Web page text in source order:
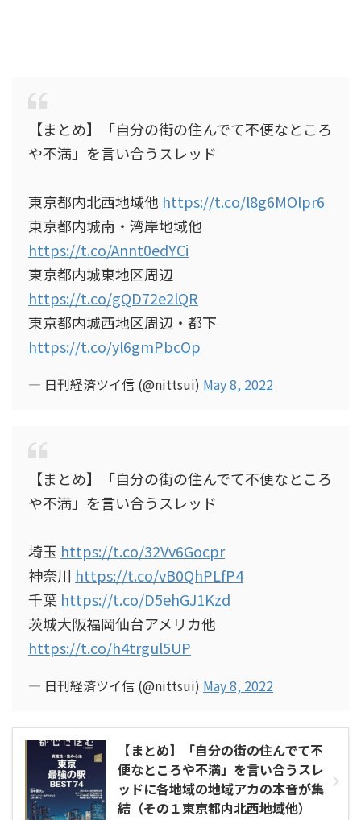
【まとめ】「自分の街の住んでて不便なところ
や不満」を言い合うスレッド
東京都内北西地域他 https://t.co/l8g6MOlpr6
東京都内城南・湾岸地域他
https://t.co/Annt0edYCi
東京都内城東地区周辺
https://t.co/gQD72e2lQR
東京都内城西地区周辺・都下
https://t.co/yl6gmPbcOp
— 日刊経済ツイ信 (@nittsui) May 8, 2022
【まとめ】「自分の街の住んでて不便なところ
や不満」を言い合うスレッド
埼玉 https://t.co/32Vv6Gocpr
神奈川 https://t.co/vB0QhPLfP4
千葉 https://t.co/D5ehGJ1Kzd
茨城大阪福岡仙台アメリカ他
https://t.co/h4trgul5UP
— 日刊経済ツイ信 (@nittsui) May 8, 2022
【まとめ】「自分の街の住んでて不
便なところや不満」を言い合うスレ
ッドに各地域の地域アカの本音が集
結（その１東京都内北西地域他）